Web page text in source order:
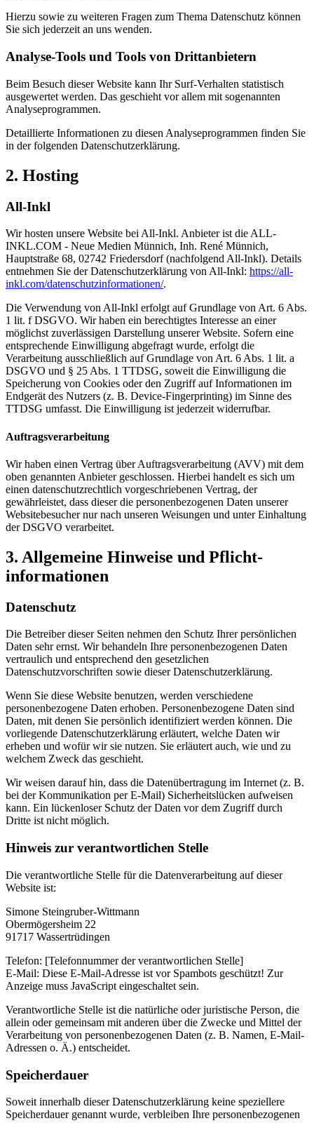
Hierzu sowie zu weiteren Fragen zum Thema Datenschutz können
Sie sich jederzeit an uns wenden.
Analyse-Tools und Tools von Dritt­anbietern
Beim Besuch dieser Website kann Ihr Surf-Verhalten statistisch
ausgewertet werden. Das geschieht vor allem mit sogenannten
Analyseprogrammen.
Detaillierte Informationen zu diesen Analyseprogrammen finden Sie
in der folgenden Datenschutzerklärung.
2. Hosting
All-Inkl
Wir hosten unsere Website bei All-Inkl. Anbieter ist die ALL-
INKL.COM - Neue Medien Münnich, Inh. René Münnich,
Hauptstraße 68, 02742 Friedersdorf (nachfolgend All-Inkl). Details
entnehmen Sie der Datenschutzerklärung von All-Inkl: https://all-
inkl.com/datenschutzinformationen/.
Die Verwendung von All-Inkl erfolgt auf Grundlage von Art. 6 Abs.
1 lit. f DSGVO. Wir haben ein berechtigtes Interesse an einer
möglichst zuverlässigen Darstellung unserer Website. Sofern eine
entsprechende Einwilligung abgefragt wurde, erfolgt die
Verarbeitung ausschließlich auf Grundlage von Art. 6 Abs. 1 lit. a
DSGVO und § 25 Abs. 1 TTDSG, soweit die Einwilligung die
Speicherung von Cookies oder den Zugriff auf Informationen im
Endgerät des Nutzers (z. B. Device-Fingerprinting) im Sinne des
TTDSG umfasst. Die Einwilligung ist jederzeit widerrufbar.
Auftragsverarbeitung
Wir haben einen Vertrag über Auftragsverarbeitung (AVV) mit dem
oben genannten Anbieter geschlossen. Hierbei handelt es sich um
einen datenschutzrechtlich vorgeschriebenen Vertrag, der
gewährleistet, dass dieser die personenbezogenen Daten unserer
Websitebesucher nur nach unseren Weisungen und unter Einhaltung
der DSGVO verarbeitet.
3. Allgemeine Hinweise und Pflicht­
informationen
Datenschutz
Die Betreiber dieser Seiten nehmen den Schutz Ihrer persönlichen
Daten sehr ernst. Wir behandeln Ihre personenbezogenen Daten
vertraulich und entsprechend den gesetzlichen
Datenschutzvorschriften sowie dieser Datenschutzerklärung.
Wenn Sie diese Website benutzen, werden verschiedene
personenbezogene Daten erhoben. Personenbezogene Daten sind
Daten, mit denen Sie persönlich identifiziert werden können. Die
vorliegende Datenschutzerklärung erläutert, welche Daten wir
erheben und wofür wir sie nutzen. Sie erläutert auch, wie und zu
welchem Zweck das geschieht.
Wir weisen darauf hin, dass die Datenübertragung im Internet (z. B.
bei der Kommunikation per E-Mail) Sicherheitslücken aufweisen
kann. Ein lückenloser Schutz der Daten vor dem Zugriff durch
Dritte ist nicht möglich.
Hinweis zur verantwortlichen Stelle
Die verantwortliche Stelle für die Datenverarbeitung auf dieser
Website ist:
Simone Steingruber-Wittmann
Obermögersheim 22
91717 Wassertrüdingen
Telefon: [Telefonnummer der verantwortlichen Stelle]
E-Mail: Diese E-Mail-Adresse ist vor Spambots geschützt! Zur
Anzeige muss JavaScript eingeschaltet sein.
Verantwortliche Stelle ist die natürliche oder juristische Person, die
allein oder gemeinsam mit anderen über die Zwecke und Mittel der
Verarbeitung von personenbezogenen Daten (z. B. Namen, E-Mail-
Adressen o. Ä.) entscheidet.
Speicherdauer
Soweit innerhalb dieser Datenschutzerklärung keine speziellere
Speicherdauer genannt wurde, verbleiben Ihre personenbezogenen